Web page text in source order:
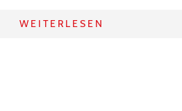
WEITERLESEN